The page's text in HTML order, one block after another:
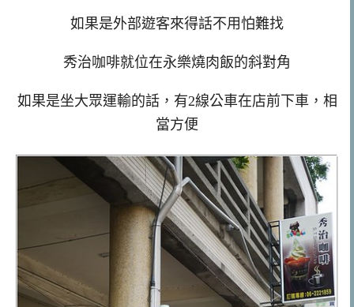
如果是外部遊客來得話不用怕難找
秀治咖啡就位在永樂燒肉飯的斜對角
如果是坐大眾運輸的話，有2線公車在店前下車，相
當方便